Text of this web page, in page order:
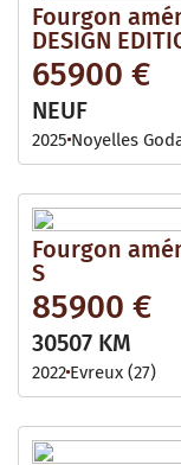
Fourgon
DESIGN
65900 €
NEUF
2025 Noyelles
Fourgon
S
85900 €
30507 KM
2022 Evreux (27)